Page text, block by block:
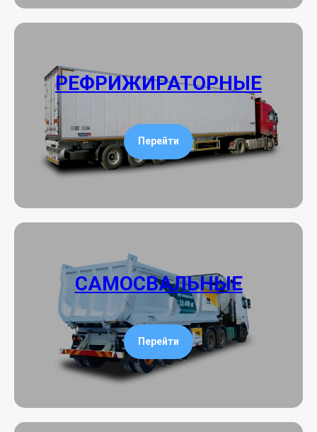
РЕФРИЖИРАТОРНЫЕ
Перейти
САМОСВАЛЬНЫЕ
Перейти